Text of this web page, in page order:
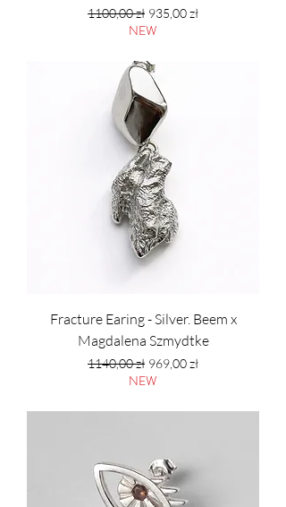
Regularna cena
1100,00 zł Cena rabatowa
935,00 zł
NEW
Fracture Earing - Silver. Beem x
Magdalena Szmydtke
Regularna cena
1140,00 zł Cena rabatowa
969,00 zł
NEW